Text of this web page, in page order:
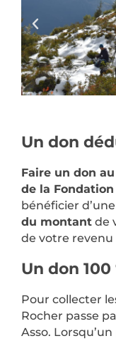
Un don
Faire un don
de la Fondation
bénéficier
du montant de
de votre revenu
Un don
Pour collecter
Rocher passe
Asso.